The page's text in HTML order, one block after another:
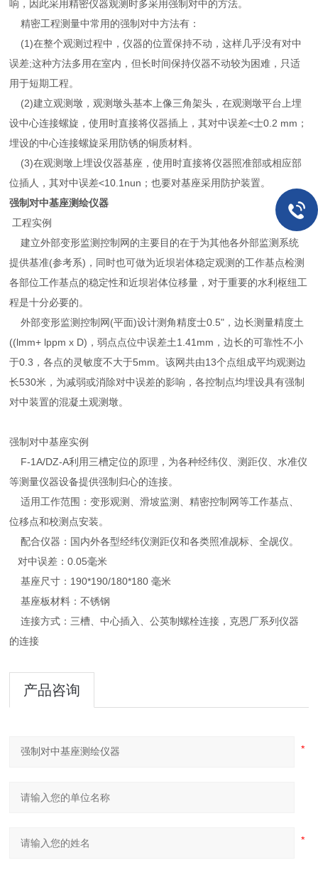
响，因此采用精密仪器观测时多采用强制对中的方法。
精密工程测量中常用的强制对中方法有：
(1)在整个观测过程中，仪器的位置保持不动，这样几乎没有对中
误差;这种方法多用在室内，但长时间保持仪器不动较为困难，只适
用于短期工程。
(2)建立观测墩，观测墩头基本上像三角架头，在观测墩平台上埋
设中心连接螺旋，使用时直接将仪器插上，其对中误差<士0.2 mm；
埋设的中心连接螺旋采用防锈的铜质材料。
(3)在观测墩上埋设仪器基座，使用时直接将仪器照准部或相应部
位插人，其对中误差<10.1nun；也要对基座采用防护装置。
强制对中基座测绘仪器
工程实例
建立外部变形监测控制网的主要目的在于为其他各外部监测系统
提供基准(参考系)，同时也可做为近坝岩体稳定观测的工作基点检测
各部位工作基点的稳定性和近坝岩体位移量，对于重要的水利枢纽工
程是十分必要的。
外部变形监测控制网(平面)设计测角精度士0.5"，边长测量精度土
((lmm+ lppm x D)，弱点点位中误差土1.41mm，边长的可靠性不小
于0.3，各点的灵敏度不大于5mm。该网共由13个点组成平均观测边
长530米，为减弱或消除对中误差的影响，各控制点均埋设具有强制
对中装置的混凝土观测墩。
强制对中基座实例
F-1A/DZ-A利用三槽定位的原理，为各种经纬仪、测距仪、水准仪
等测量仪器设备提供强制归心的连接。
适用工作范围：变形观测、滑坡监测、精密控制网等工作基点、
位移点和校测点安装。
配合仪器：国内外各型经纬仪测距仪和各类照准觇标、全觇仪。
对中误差：0.05毫米
基座尺寸：190*190/180*180 毫米
基座板材料：不锈钢
连接方式：三槽、中心插入、公英制螺栓连接，克恩厂系列仪器
的连接
产品咨询